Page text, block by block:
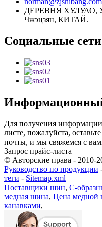
ДЕРЕВНЯ ХУЛУАО,
Чжэцзян, КИТАЙ.
Социальные сети
Для получения
листе, пожалуйста,
почты, и мы свяжемся с
Запрос прайс-листа
© Авторские права - 2010-
Руководство по продукции
теги - Sitemap.xml
Поставщики шин, С-
медная шина, Цена
канавками,